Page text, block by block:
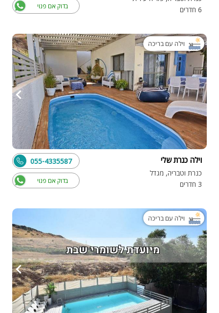
6 חדרים
בדוק אם פנוי
וילה עם בריכה
וילה כנרת שלי
כנרת וטבריה, מגדל
3 חדרים
בדוק אם פנוי
055-4335587
וילה עם בריכה